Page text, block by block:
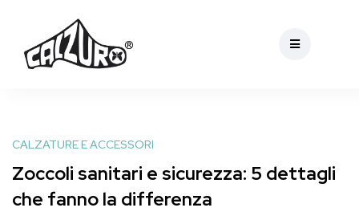
CALZATURE E ACCESSORI
Zoccoli sanitari e sicurezza: 5 dettagli
che fanno la differenza